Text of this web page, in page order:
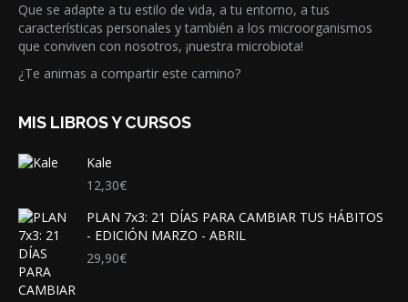
Que se adapte a tu estilo de vida, a tu entorno, a tus
características personales y también a los microorganismos
que conviven con nosotros, ¡nuestra microbiota!
¿Te animas a compartir este camino?
MIS LIBROS Y CURSOS
Kale
12,30€
PLAN 7x3: 21 DÍAS PARA CAMBIAR TUS HÁBITOS
- EDICIÓN MARZO - ABRIL
29,90€